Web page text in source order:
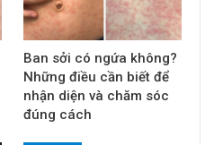
Ban sởi có ngứa không?
Những điều cần biết để
nhận diện và chăm sóc
đúng cách